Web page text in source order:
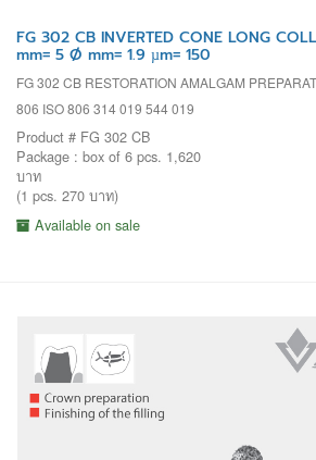
FG 302 CB INVERTED CONE LONG
mm= 5 Ø mm= 1.9 µm= 150
FG 302 CB RESTORATION AMALGAM
806 ISO 806 314 019 544 019
Product # FG 302 CB
Package : box of 6 pcs. 1,620
บาท
(1 pcs. 270 บาท)
Available on sale